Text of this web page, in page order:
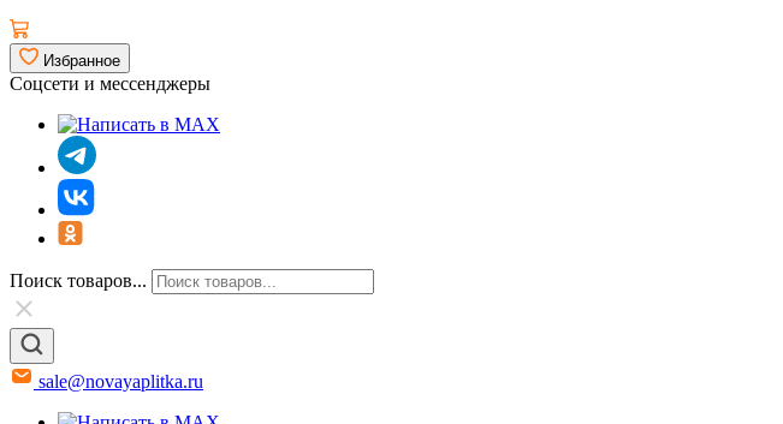
Избранное
Соцсети и мессенджеры
Поиск товаров...
sale@novayaplitka.ru